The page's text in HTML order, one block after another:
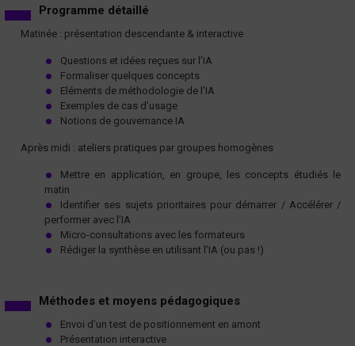
Programme détaillé
Matinée : présentation descendante & interactive
Questions et idées reçues sur l’IA
Formaliser quelques concepts
Eléments de méthodologie de l’IA
Exemples de cas d’usage
Notions de gouvernance IA
Après midi : ateliers pratiques par groupes homogènes
Mettre en application, en groupe, les concepts étudiés le
matin
Identifier ses sujets prioritaires pour démarrer / Accélérer /
performer avec l’IA
Micro-consultations avec les formateurs
Rédiger la synthèse en utilisant l’IA (ou pas !)
Méthodes et moyens pédagogiques
Envoi d’un test de positionnement en amont
Présentation interactive